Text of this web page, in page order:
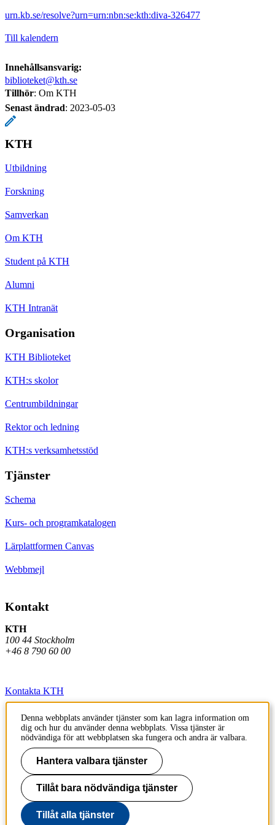
urn.kb.se/resolve?urn=urn:nbn:se:kth:diva-326477
Till kalendern
Innehållsansvarig:
biblioteket@kth.se
Tillhör: Om KTH
Senast ändrad: 2023-05-03
KTH
Utbildning
Forskning
Samverkan
Om KTH
Student på KTH
Alumni
KTH Intranät
Organisation
KTH Biblioteket
KTH:s skolor
Centrumbildningar
Rektor och ledning
KTH:s verksamhetsstöd
Tjänster
Schema
Kurs- och programkatalogen
Lärplattformen Canvas
Webbmejl
Kontakt
KTH
100 44 Stockholm
+46 8 790 60 00
Kontakta KTH
Jobba på KTH
Press och media
Faktura och betalning KTH
Om KTH:s webbplatser
Tillgänglighetsredogörelse
Denna webbplats använder tjänster som kan lagra information om
dig och hur du använder denna webbplats. Vissa tjänster är
nödvändiga för att webbplatsen ska fungera och andra är valbara.
Hantera valbara tjänster
Tillåt bara nödvändiga tjänster
Tillåt alla tjänster